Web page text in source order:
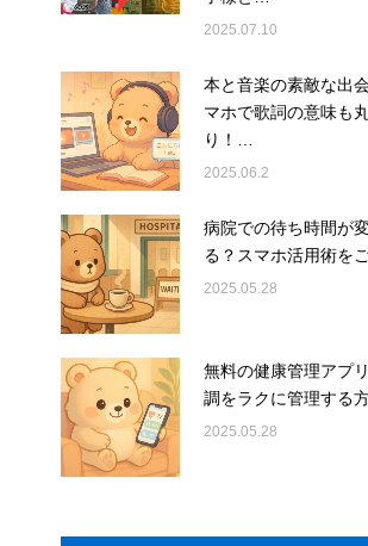
2025.07.10
本と音楽の素敵な出
マホで歌詞の意味も
り！…
2025.06.2
病院での待ち時間が
る？スマホ活用術を
2025.05.28
無料の健康管理アプ
調をラクに管理する
2025.05.28